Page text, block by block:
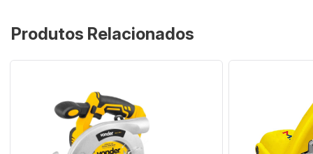
Produtos Relacionados